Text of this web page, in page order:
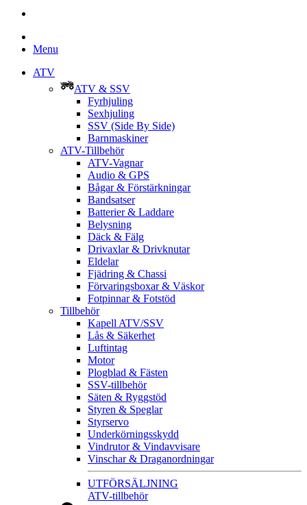
Menu
ATV
ATV & SSV
Fyrhjuling
Sexhjuling
SSV (Side By Side)
Barnmaskiner
ATV-Tillbehör
ATV-Vagnar
Audio & GPS
Bågar & Förstärkningar
Bandsatser
Batterier & Laddare
Belysning
Däck & Fälg
Drivaxlar & Drivknutar
Eldelar
Fjädring & Chassi
Förvaringsboxar & Väskor
Fotpinnar & Fotstöd
Tillbehör
Kapell ATV/SSV
Lås & Säkerhet
Luftintag
Motor
Plogblad & Fästen
SSV-tillbehör
Säten & Ryggstöd
Styren & Speglar
Styrservo
Underkörningsskydd
Vindrutor & Vindavvisare
Vinschar & Draganordningar
UTFÖRSÄLJNING
ATV-tillbehör